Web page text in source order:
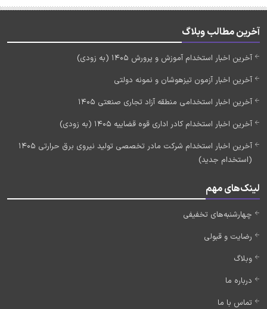
آخرین مطالب وبلاگ
آخرین اخبار استخدام آموزش و پرورش 1405 (به زودی)
آخرین اخبار آزمون تیزهوشان و نمونه دولتی
آخرین اخبار استخدامی منطقه آزاد تجاری صنعتی 1405
آخرین اخبار استخدام کادر اداری قوه قضاییه 1405 (به زودی)
آخرین اخبار استخدام شرکت مادر تخصصی تولید نیروی برق حرارتی 1405
(استخدام جدید)
لینک‌های مهم
چهارشنبه‌های تخفیفی
رضایت و قبولی
وبلاگ
درباره ما
تماس با ما